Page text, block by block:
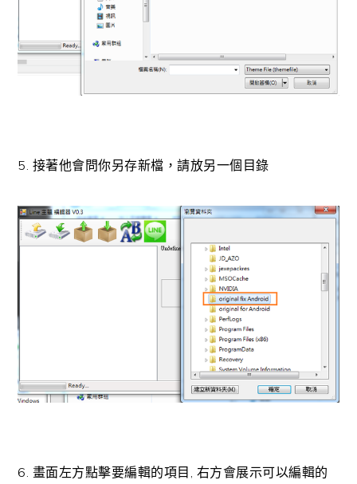
5. 接著他會問你另存新檔，請放另一個目錄
6. 畫面左方點擊要編輯的項目, 右方會展示可以編輯的